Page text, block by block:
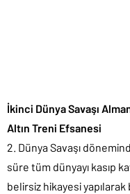
İkinci Dünya Savaşı
Altın Treni Efsanesi
2. Dünya Savaşı
süre tüm dünyayı kasıp
belirsiz hikayesi yapılarak